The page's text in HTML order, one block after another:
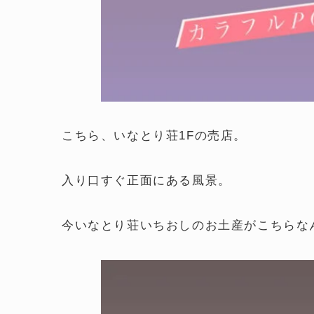
こちら、いなとり荘1Fの売店。
入り口すぐ正面にある風景。
今いなとり荘いちおしのお土産がこちらな